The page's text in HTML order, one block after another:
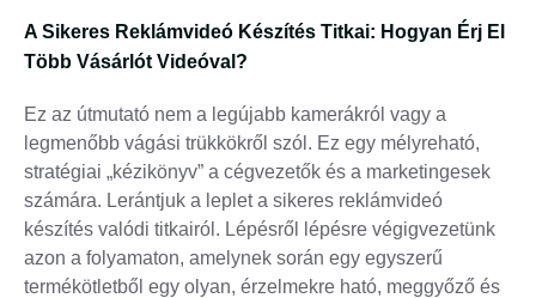
A Sikeres Reklámvideó Készítés Titkai: Hogyan Érj El
Több Vásárlót Videóval?
Ez az útmutató nem a legújabb kamerákról vagy a
legmenőbb vágási trükkökről szól. Ez egy mélyreható,
stratégiai „kézikönyv” a cégvezetők és a marketingesek
számára. Lerántjuk a leplet a sikeres reklámvideó
készítés valódi titkairól. Lépésről lépésre végigvezetünk
azon a folyamaton, amelynek során egy egyszerű
termékötletből egy olyan, érzelmekre ható, meggyőző és